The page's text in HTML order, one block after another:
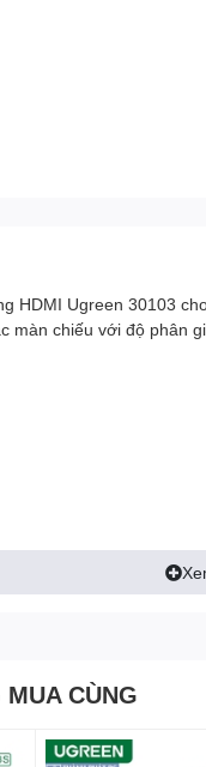
HDMI Ugreen 30103
màn chiếu với độ phân
CÙNG